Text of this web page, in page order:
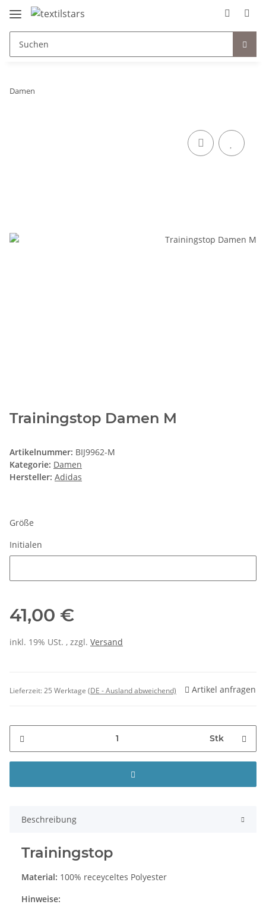
Damen
Trainingstop Damen M
Artikelnummer: BIJ9962-M
Kategorie: Damen
Hersteller: Adidas
Größe
Initialen
41,00 €
inkl. 19% USt. , zzgl. Versand
Lieferzeit:25 Werktage (DE - Ausland abweichend) Artikel anfragen
Stk
Beschreibung
Trainingstop
Material: 100% receyceltes Polyester
Hinweise: